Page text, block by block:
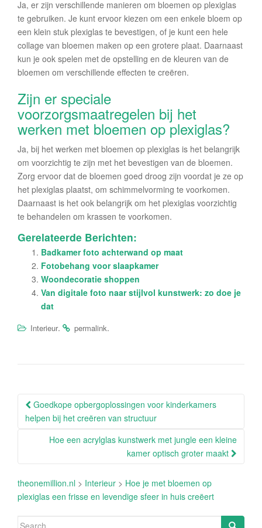
Ja, er zijn verschillende manieren om bloemen op plexiglas
te gebruiken. Je kunt ervoor kiezen om een enkele bloem op
een klein stuk plexiglas te bevestigen, of je kunt een hele
collage van bloemen maken op een grotere plaat. Daarnaast
kun je ook spelen met de opstelling en de kleuren van de
bloemen om verschillende effecten te creëren.
Zijn er speciale
voorzorgsmaatregelen bij het
werken met bloemen op plexiglas?
Ja, bij het werken met bloemen op plexiglas is het belangrijk
om voorzichtig te zijn met het bevestigen van de bloemen.
Zorg ervoor dat de bloemen goed droog zijn voordat je ze op
het plexiglas plaatst, om schimmelvorming te voorkomen.
Daarnaast is het ook belangrijk om het plexiglas voorzichtig
te behandelen om krassen te voorkomen.
Gerelateerde Berichten:
Badkamer foto achterwand op maat
Fotobehang voor slaapkamer
Woondecoratie shoppen
Van digitale foto naar stijlvol kunstwerk: zo doe je
dat
Interieur. permalink.
Post
navigation
Goedkope opbergoplossingen voor kinderkamers
helpen bij het creëren van structuur
Hoe een acrylglas kunstwerk met jungle een kleine
kamer optisch groter maakt
theonemillion.nl > Interieur > Hoe je met bloemen op
plexiglas een frisse en levendige sfeer in huis creëert
Search